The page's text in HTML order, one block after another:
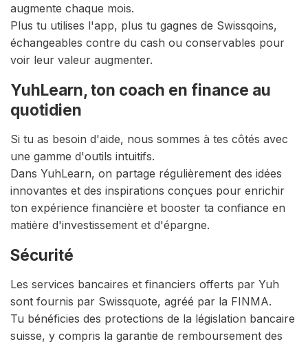
augmente chaque mois.
Plus tu utilises l'app, plus tu gagnes de Swissqoins,
échangeables contre du cash ou conservables pour
voir leur valeur augmenter.
YuhLearn, ton coach en finance au
quotidien
Si tu as besoin d'aide, nous sommes à tes côtés avec
une gamme d'outils intuitifs.
Dans YuhLearn, on partage régulièrement des idées
innovantes et des inspirations conçues pour enrichir
ton expérience financière et booster ta confiance en
matière d'investissement et d'épargne.
Sécurité
Les services bancaires et financiers offerts par Yuh
sont fournis par Swissquote, agréé par la FINMA.
Tu bénéficies des protections de la législation bancaire
suisse, y compris la garantie de remboursement des